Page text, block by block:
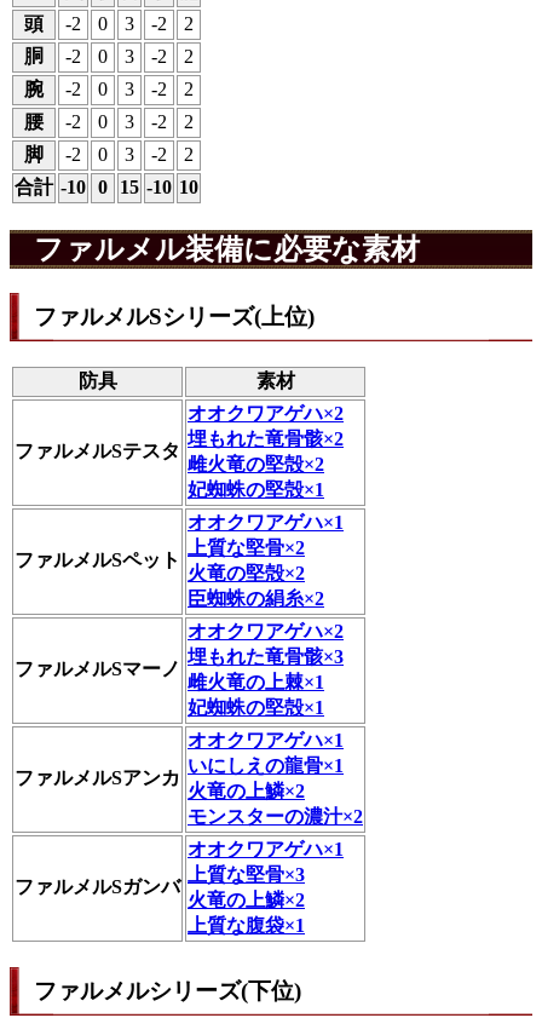
頭
-2 0 3 -2
2
胴
-2 0 3 -2
2
腕
-2 0 3 -2
2
腰
-2 0 3 -2
2
脚
-2 0 3 -2
2
合計 -10 0 15 -10 10
ファルメル装備に必要な素材
ファルメルSシリーズ(上位)
防具 素材
ファルメルSテスタ
オオクワアゲハ×2
埋もれた竜骨骸×2
雌火竜の堅殻×2
妃蜘蛛の堅殻×1
ファルメルSペット
オオクワアゲハ×1
上質な堅骨×2
火竜の堅殻×2
臣蜘蛛の絹糸×2
ファルメルSマーノ
オオクワアゲハ×2
埋もれた竜骨骸×3
雌火竜の上棘×1
妃蜘蛛の堅殻×1
ファルメルSアンカ
オオクワアゲハ×1
いにしえの龍骨×1
火竜の上鱗×2
モンスターの濃汁×2
ファルメルSガンバ
オオクワアゲハ×1
上質な堅骨×3
火竜の上鱗×2
上質な腹袋×1
ファルメルシリーズ(下位)